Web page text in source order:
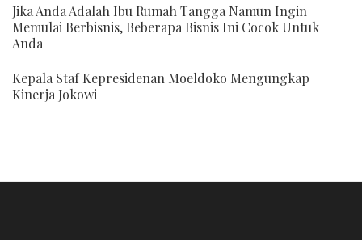
Jika Anda Adalah Ibu Rumah Tangga Namun Ingin
Memulai Berbisnis, Beberapa Bisnis Ini Cocok Untuk
Anda
Kepala Staf Kepresidenan Moeldoko Mengungkap
Kinerja Jokowi